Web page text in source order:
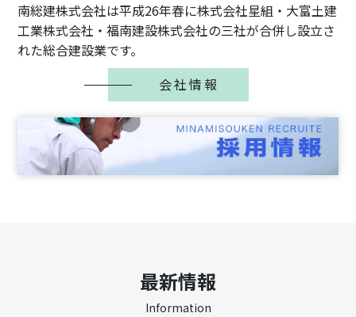
南総建株式会社は平成26年春に株式会社星組・大富土建
工業株式会社・福南建設株式会社の三社が合併し設立さ
れた総合建設業です。
会社情報
最新情報
Information